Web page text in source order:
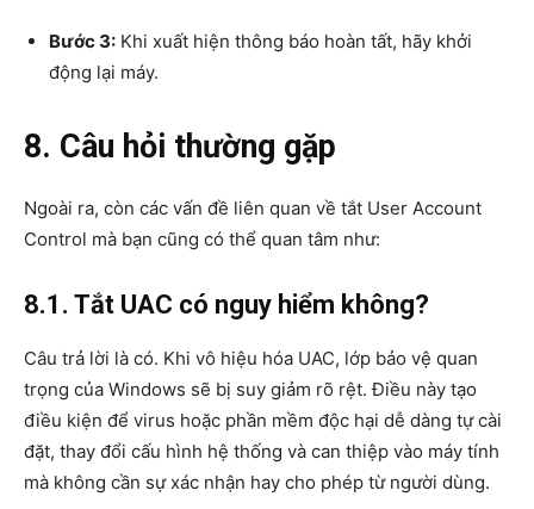
Bước 3: Khi xuất hiện thông báo hoàn tất, hãy khởi
động lại máy.
8. Câu hỏi thường gặp
Ngoài ra, còn các vấn đề liên quan về tắt User Account
Control mà bạn cũng có thể quan tâm như:
8.1. Tắt UAC có nguy hiểm không?
Câu trả lời là có. Khi vô hiệu hóa UAC, lớp bảo vệ quan
trọng của Windows sẽ bị suy giảm rõ rệt. Điều này tạo
điều kiện để virus hoặc phần mềm độc hại dễ dàng tự cài
đặt, thay đổi cấu hình hệ thống và can thiệp vào máy tính
mà không cần sự xác nhận hay cho phép từ người dùng.